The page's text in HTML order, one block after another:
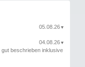
05.08.26 ▼
04.08.26 ▼
beschrieben inklusive